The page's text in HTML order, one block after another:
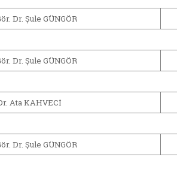
Dr. Şule GÜNGÖR
Dr. Şule GÜNGÖR
Ata KAHVECİ
Dr. Şule GÜNGÖR